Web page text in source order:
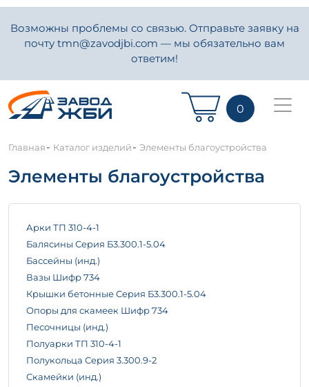
Возможны проблемы со связью. Отправьте заявку на
почту tmn@zavodjbi.com — мы обязательно вам
ответим!
0
Главная- Каталог изделий- Элементы благоустройства
Элементы благоустройства
Арки ТП 310-4-1
Балясины Серия Б3.300.1-5.04
Бассейны (инд.)
Вазы Шифр 734
Крышки бетонные Серия Б3.300.1-5.04
Опоры для скамеек Шифр 734
Песочницы (инд.)
Полуарки ТП 310-4-1
Полукольца Серия 3.300.9-2
Скамейки (инд.)